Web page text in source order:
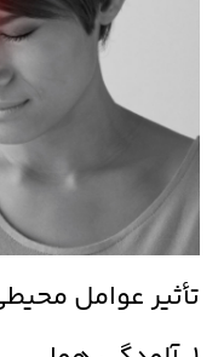
تأثیر عوامل